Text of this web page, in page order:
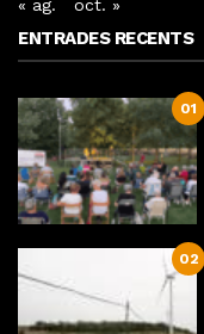
« ag. oct. »
ENTRADES RECENTS
01
02